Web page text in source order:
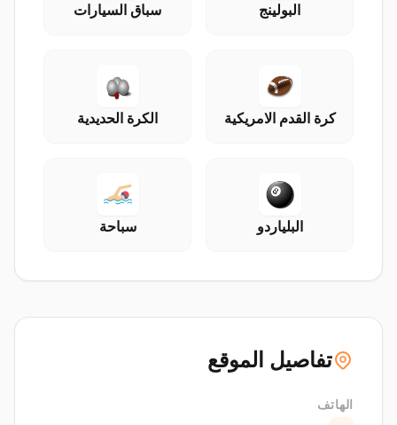
البولينج سباق السيارات
كرة القدم الامريكية الكرة الحديدية
البلياردو سباحة
تفاصيل الموقع
الهاتف